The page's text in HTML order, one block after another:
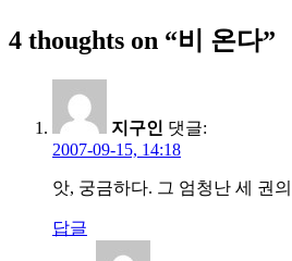
색
4 thoughts on “비 온다”
지구인 댓글:
2007-09-15, 14:18
앗, 궁금하다. 그 엄청난 세 권
답글